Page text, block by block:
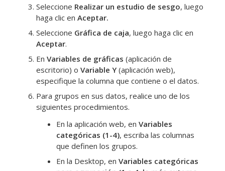
Seleccione Realizar un estudio de sesgo, luego
haga clic en Aceptar.
Seleccione Gráfica de caja, luego haga clic en
Aceptar.
En Variables de gráficas (aplicación de
escritorio) o Variable Y (aplicación web),
especifique la columna que contiene o el datos.
Para grupos en sus datos, realice uno de los
siguientes procedimientos.
En la aplicación web, en Variables
categóricas (1-4), escriba las columnas
que definen los grupos.
En la Desktop, en Variables categóricas